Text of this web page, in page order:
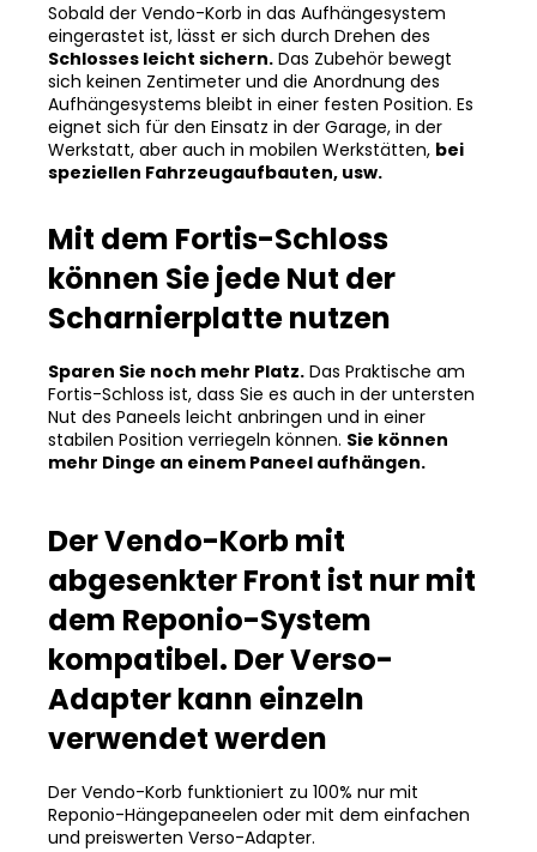
Sobald der Vendo-Korb in das Aufhängesystem
eingerastet ist, lässt er sich durch Drehen des
Schlosses leicht sichern. Das Zubehör bewegt
sich keinen Zentimeter und die Anordnung des
Aufhängesystems bleibt in einer festen Position. Es
eignet sich für den Einsatz in der Garage, in der
Werkstatt, aber auch in mobilen Werkstätten, bei
speziellen Fahrzeugaufbauten, usw.
Mit dem Fortis-Schloss
können Sie jede Nut der
Scharnierplatte nutzen
Sparen Sie noch mehr Platz. Das Praktische am
Fortis-Schloss ist, dass Sie es auch in der untersten
Nut des Paneels leicht anbringen und in einer
stabilen Position verriegeln können. Sie können
mehr Dinge an einem Paneel aufhängen.
Der Vendo-Korb mit
abgesenkter Front ist nur mit
dem Reponio-System
kompatibel. Der Verso-
Adapter kann einzeln
verwendet werden
Der Vendo-Korb funktioniert zu 100% nur mit
Reponio-Hängepaneelen oder mit dem einfachen
und preiswerten Verso-Adapter.